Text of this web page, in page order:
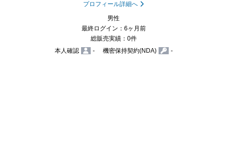
プロフィール詳細へ
男性
最終ログイン：6ヶ月前
総販売実績：0件
本人確認
- 機密保持契約(NDA) -